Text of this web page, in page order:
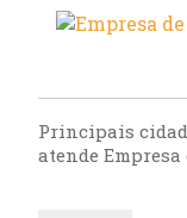
Principais
atende